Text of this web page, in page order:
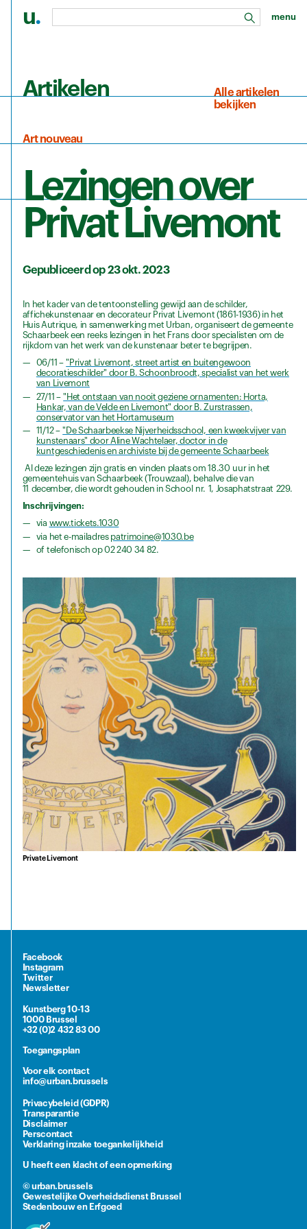
u. zoeken
menu
Artikelen
Alle artikelen
bekijken
Art nouveau
Lezingen over
Privat Livemont
Gepubliceerd op 23 okt. 2023
In het kader van de tentoonstelling gewijd aan de schilder,
affichekunstenaar en decorateur Privat Livemont (1861-1936) in het
Huis Autrique, in samenwerking met Urban, organiseert de gemeente
Schaarbeek een reeks lezingen in het Frans door specialisten om de
rijkdom van het werk van de kunstenaar beter te begrijpen.
06/11 –"Privat Livemont, street artist en buitengewoon
decoratieschilder" door B. Schoonbroodt, specialist van het werk
van Livemont
27/11 –"Het ontstaan van nooit geziene ornamenten: Horta,
Hankar, van de Velde en Livemont" door B. Zurstrassen,
conservator van het Hortamuseum
11/12 –"De Schaarbeekse Nijverheidsschool, een kweekvijver van
kunstenaars" door Aline Wachtelaer, doctor in de
kuntgeschiedenis en archiviste bij de gemeente Schaarbeek
Al deze lezingen zijn gratis en vinden plaats om 18.30 uur in het
gemeentehuis van Schaarbeek (Trouwzaal), behalve die van
11 december, die wordt gehouden in School nr. 1, Josaphatstraat 229.
Inschrijvingen:
via www.tickets.1030
via het e-mailadres patrimoine@1030.be
of telefonisch op 02 240 34 82.
Private Livemont
Facebook
Instagram
Twitter
Newsletter
Kunstberg 10-13
1000 Brussel
+32 (0)2 432 83 00
Toegangsplan
Voor elk contact
info@urban.brussels
Privacybeleid (GDPR)
Transparantie
Disclaimer
Perscontact
Verklaring inzake toegankelijkheid
U heeft een klacht of een opmerking
© urban.brussels
Gewestelijke Overheidsdienst Brussel
Stedenbouw en Erfgoed